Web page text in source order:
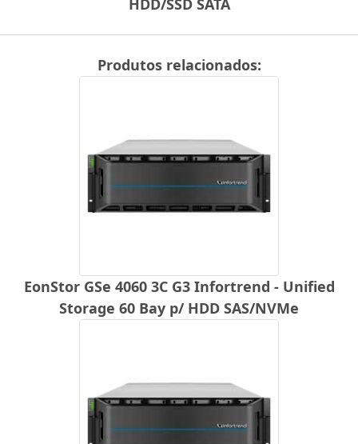
HDD/SSD SATA
Produtos relacionados:
EonStor GSe 4060 3C G3 Infortrend - Unified
Storage 60 Bay p/ HDD SAS/NVMe